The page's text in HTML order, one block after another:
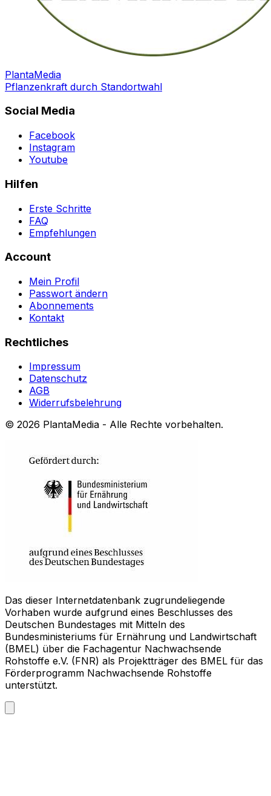
PlantaMedia
Pflanzenkraft durch Standortwahl
Social Media
Facebook
Instagram
Youtube
Hilfen
Erste Schritte
FAQ
Empfehlungen
Account
Mein Profil
Passwort ändern
Abonnements
Kontakt
Rechtliches
Impressum
Datenschutz
AGB
Widerrufsbelehrung
© 2026 PlantaMedia - Alle Rechte vorbehalten.
Das dieser Internetdatenbank zugrundeliegende
Vorhaben wurde aufgrund eines Beschlusses des
Deutschen Bundestages mit Mitteln des
Bundesministeriums für Ernährung und Landwirtschaft
(BMEL) über die Fachagentur Nachwachsende
Rohstoffe e.V. (FNR) als Projektträger des BMEL für das
Förderprogramm Nachwachsende Rohstoffe
unterstützt.